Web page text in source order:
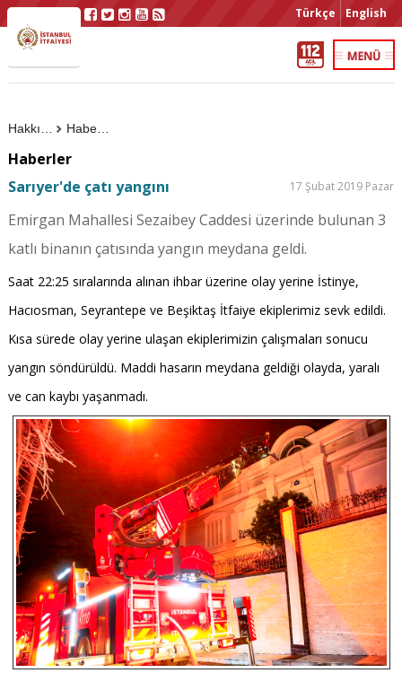
Türkçe English
Haberler
Haberler
Sarıyer'de çatı yangını
17 Şubat 2019 Pazar
Emirgan Mahallesi Sezaibey Caddesi üzerinde bulunan 3
katlı binanın çatısında yangın meydana geldi.
Saat 22:25 sıralarında alınan ihbar üzerine olay yerine İstinye,
Hacıosman, Seyrantepe ve Beşiktaş İtfaiye ekiplerimiz sevk edildi.
Kısa sürede olay yerine ulaşan ekiplerimizin çalışmaları sonucu
yangın söndürüldü. Maddi hasarın meydana geldiği olayda, yaralı
ve can kaybı yaşanmadı.